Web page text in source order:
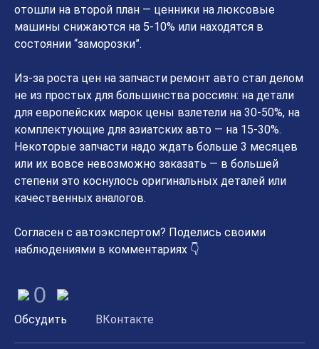
отошли на второй план — ценники на люксовые
машины снижаются на 5-10% или находятся в
состоянии “заморозки”.
Из-за роста цен на запчасти ремонт авто стал делом
не из простых для большинства россиян: на детали
для европейских марок цены взлетели на 30-50%, на
комплектующие для азиатских авто — на 15-30%.
Некоторые запчасти надо ждать больше 3 месяцев
или их вовсе невозможно заказать — в большей
степени это коснулось оригинальных деталей или
качественных аналогов.
Согласен с автоэкспертом? Поделись своими
наблюдениями в комментариях 👇
0
Обсудить ВКонтакте